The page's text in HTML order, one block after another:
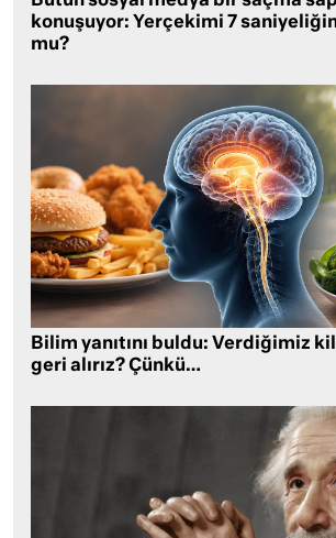
konuşuyor: Yerçekimi 7
mu?
Bilim yanıtını buldu: Verdiğimiz
geri alırız? Çünkü…